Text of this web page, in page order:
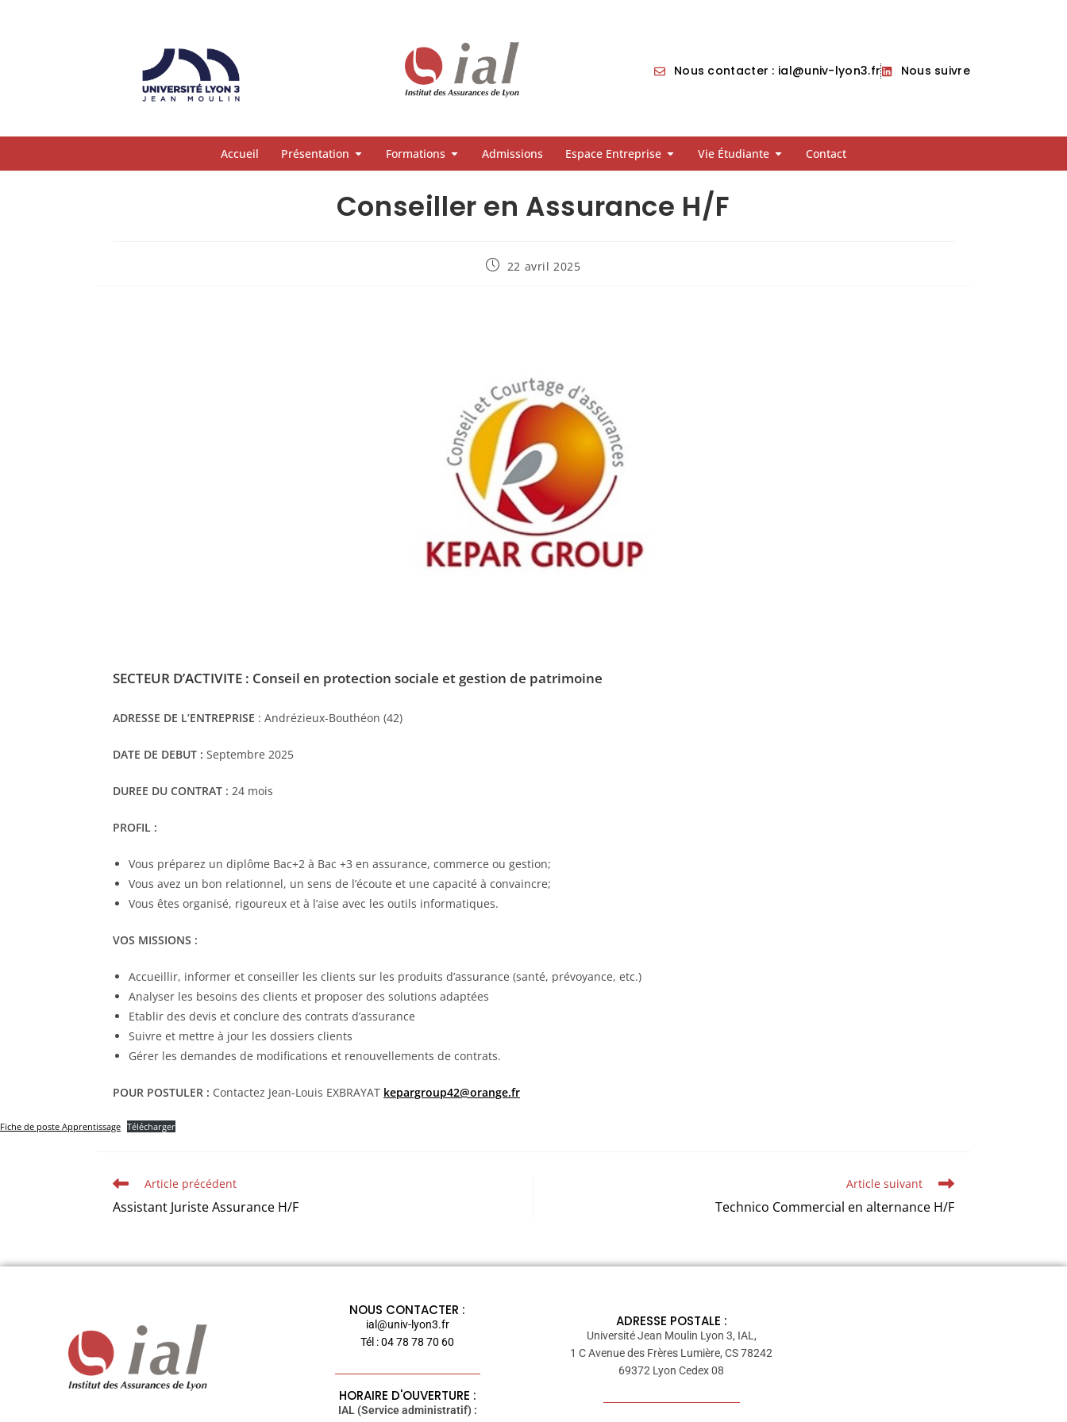
Nous contacter : ial@univ-lyon3.fr Nous suivre
Accueil Présentation Formations Admissions Espace Entreprise Vie Étudiante Contact
Conseiller en Assurance H/F
22 avril 2025
SECTEUR D’ACTIVITE : Conseil en protection sociale et gestion de patrimoine
ADRESSE DE L’ENTREPRISE : Andrézieux-Bouthéon (42)
DATE DE DEBUT : Septembre 2025
DUREE DU CONTRAT : 24 mois
PROFIL :
Vous préparez un diplôme Bac+2 à Bac +3 en assurance, commerce ou gestion;
Vous avez un bon relationnel, un sens de l’écoute et une capacité à convaincre;
Vous êtes organisé, rigoureux et à l’aise avec les outils informatiques.
VOS MISSIONS :
Accueillir, informer et conseiller les clients sur les produits d’assurance (santé, prévoyance, etc.)
Analyser les besoins des clients et proposer des solutions adaptées
Etablir des devis et conclure des contrats d’assurance
Suivre et mettre à jour les dossiers clients
Gérer les demandes de modifications et renouvellements de contrats.
POUR POSTULER : Contactez Jean-Louis EXBRAYAT kepargroup42@orange.fr
Fiche de poste Apprentissage Télécharger
Article précédent
Assistant Juriste Assurance H/F
Article suivant
Technico Commercial en alternance H/F
NOUS CONTACTER :
ial@univ-lyon3.fr
Tél : 04 78 78 70 60
HORAIRE D'OUVERTURE :
IAL (Service administratif) :
ADRESSE POSTALE :
Université Jean Moulin Lyon 3, IAL,
1 C Avenue des Frères Lumière, CS 78242
69372 Lyon Cedex 08